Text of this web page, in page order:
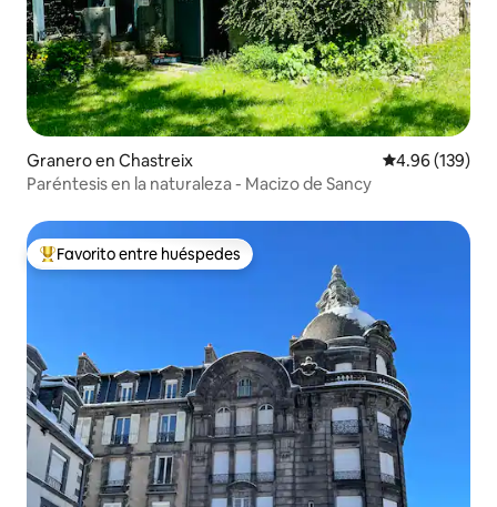
Granero en Chastreix Calificación
4.96 (139)
Paréntesis en la naturaleza - Macizo de Sancy
Favorito entre huéspedes preferido
Favorito entre huéspedes